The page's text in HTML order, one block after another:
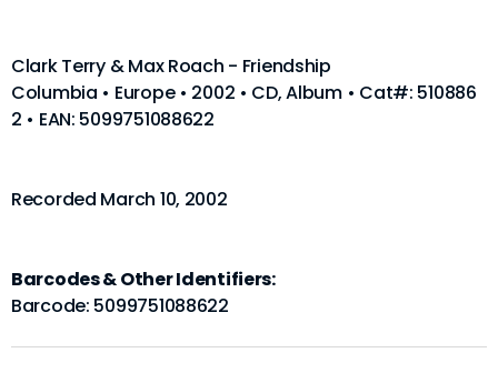
Clark Terry & Max Roach - Friendship
Columbia • Europe • 2002 • CD, Album • Cat#: 510886
2 • EAN: 5099751088622
Recorded March 10, 2002
Barcodes & Other Identifiers:
Barcode: 5099751088622